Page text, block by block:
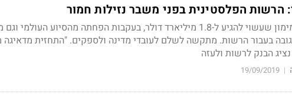
הרשות הפלסטינית בפני משבר נזילות חמור
הצפי הוא לפער מימון שעשוי להגיע ל-1.8 מיליארד דולר, בעקבות הפחתה מהסיוע
בעבור הרשות. מתקשה לשלם לעובדי מדינה ולספקים. "התחזית מדאיגה
הבנק לרשות ולעזה
|
19/09/2019